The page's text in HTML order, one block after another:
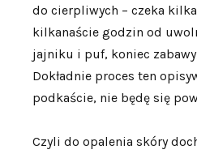
do cierpliwych – czeka
kilkanaście godzin od
jajniku i puf, koniec
Dokładnie proces ten
podkaście, nie będę się
Czyli do opalenia skóry